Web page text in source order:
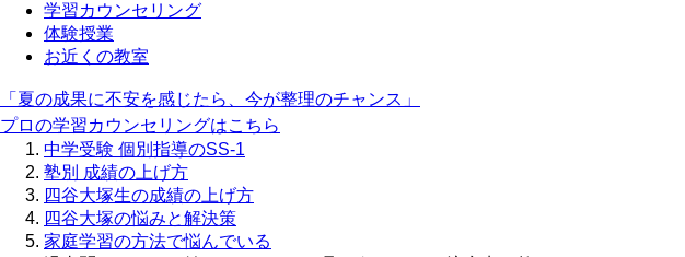
学習カウンセリング
体験授業
お近くの教室
「夏の成果に不安を感じたら、今が整理のチャンス」
プロの学習カウンセリングはこちら
中学受験 個別指導のSS-1
塾別 成績の上げ方
四谷大塚生の成績の上げ方
四谷大塚の悩みと解決策
家庭学習の方法で悩んでいる